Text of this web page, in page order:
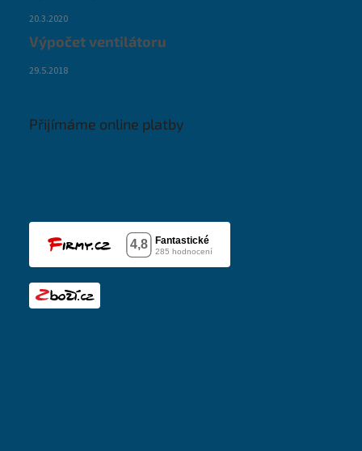
20.3.2020
Výpočet ventilátoru
29.5.2018
Přijímáme online platby